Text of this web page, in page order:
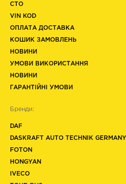
СТО
VIN KOD
ОПЛАТА ДОСТАВКА
КОШИК ЗАМОВЛЕНЬ
НОВИНИ
УМОВИ ВИКОРИСТАННЯ
НОВИНИ
ГАРАНТІЙНІ УМОВИ
Бренди:
DAF
DASKRAFT AUTO TECHNIK GERMANY
FOTON
HONGYAN
IVECO